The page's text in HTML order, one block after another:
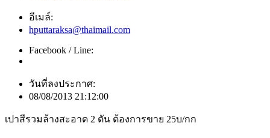
อีเมล์:
hputtaraksa@thaimail.com
Facebook / Line:
วันที่ลงประกาศ:
08/08/2013 21:12:00
เปาสีรวมล้างสะอาด 2 ตัน ต้องการขาย 25บ/กก